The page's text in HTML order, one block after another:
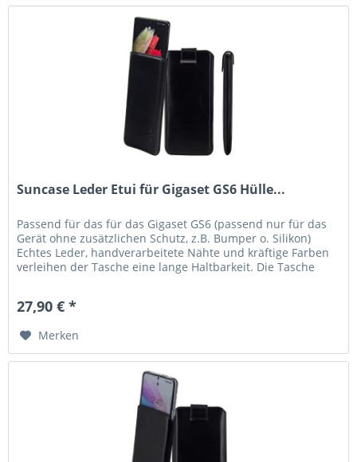
Suncase Leder Etui für Gigaset GS6 Hülle...
Passend für das für das Gigaset GS6 (passend nur für das
Gerät ohne zusätzlichen Schutz, z.B. Bumper o. Silikon)
Echtes Leder, handverarbeitete Nähte und kräftige Farben
verleihen der Tasche eine lange Haltbarkeit. Die Tasche
27,90 € *
Merken